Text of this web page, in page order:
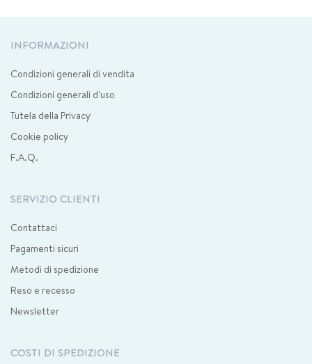
INFORMAZIONI
Condizioni generali di vendita
Condizioni generali d'uso
Tutela della Privacy
Cookie policy
F.A.Q.
SERVIZIO CLIENTI
Contattaci
Pagamenti sicuri
Metodi di spedizione
Reso e recesso
Newsletter
COSTI DI SPEDIZIONE